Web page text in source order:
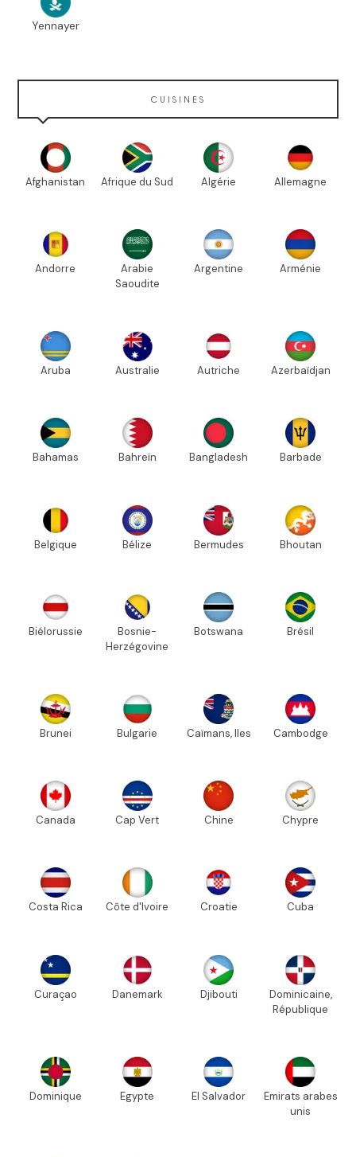
Yennayer
CUISINES
Afghanistan Afrique du Sud Algérie Allemagne
Andorre
Arabie
Saoudite
Argentine Arménie
Aruba Australie Autriche Azerbaïdjan
Bahamas Bahreïn Bangladesh Barbade
Belgique Bélize Bermudes Bhoutan
Biélorussie
Bosnie-
Herzégovine
Botswana Brésil
Brunei Bulgarie Caïmans, Iles Cambodge
Canada Cap Vert Chine Chypre
Costa Rica Côte d'Ivoire Croatie Cuba
Curaçao Danemark Djibouti
Dominicaine,
République
Dominique Egypte El Salvador
Emirats arabes
unis